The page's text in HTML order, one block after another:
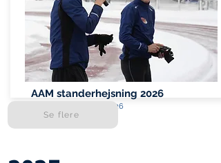
AAM standerhejsning 2026
søndag den 4. januar 2026
Se flere